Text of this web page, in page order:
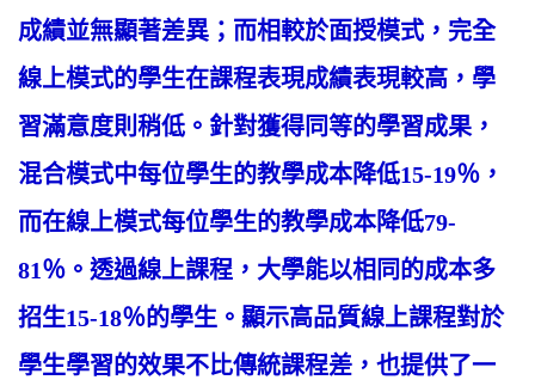
成績並無顯著差異；而相較於面授模式，完全
線上模式的學生在課程表現成績表現較高，學
習滿意度則稍低。針對獲得同等的學習成果，
混合模式中每位學生的教學成本降低15-19％，
而在線上模式每位學生的教學成本降低79-
81％。透過線上課程，大學能以相同的成本多
招生15-18％的學生。顯示高品質線上課程對於
學生學習的效果不比傳統課程差，也提供了一